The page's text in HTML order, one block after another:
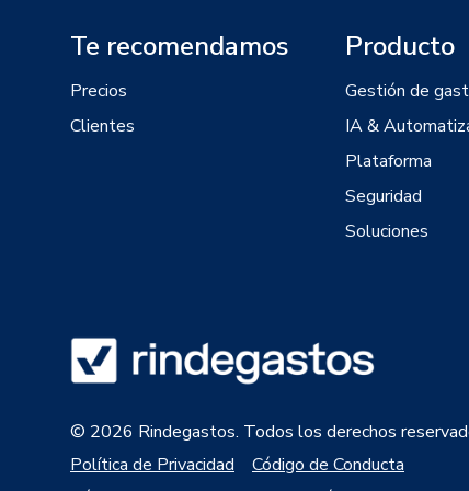
Te recomendamos
Precios
Clientes
Producto
Gestión de
IA &
Plataforma
Seguridad
Soluciones
© 2026 Rindegastos. Todos los derechos
Política de Privacidad
Código de Conducta